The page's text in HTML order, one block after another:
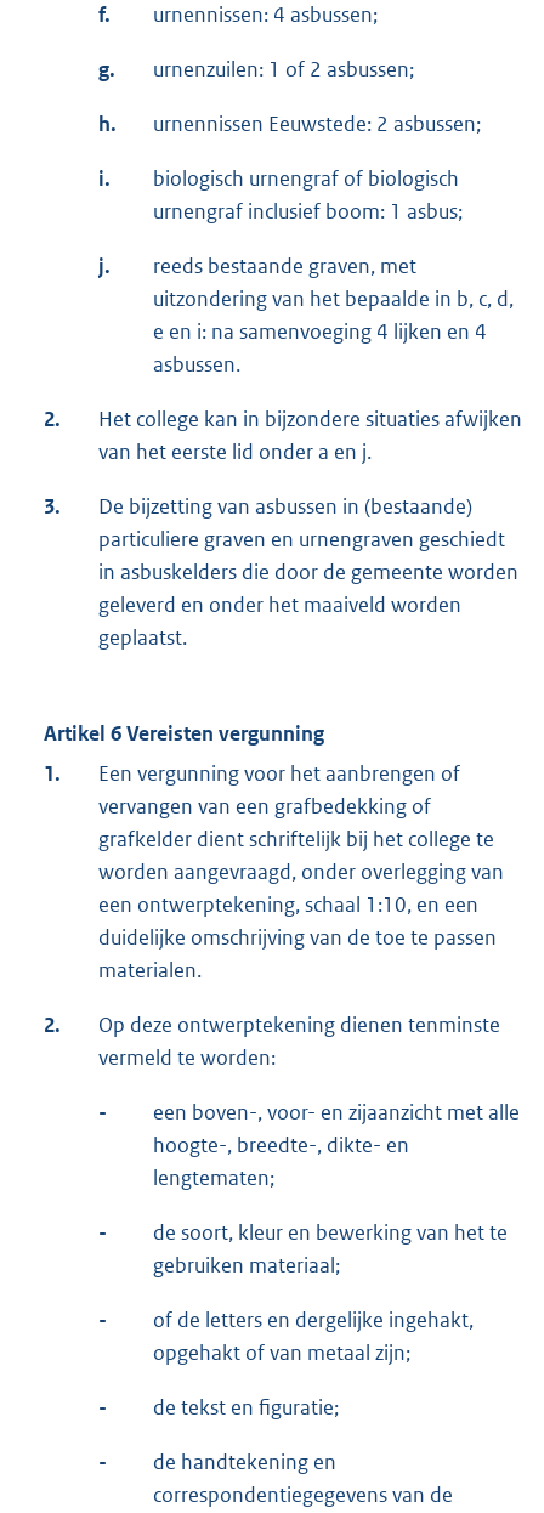
f. urnennissen: 4 asbussen;
g. urnenzuilen: 1 of 2 asbussen;
h. urnennissen Eeuwstede: 2 asbussen;
i.
biologisch urnengraf of biologisch
urnengraf inclusief boom: 1 asbus;
j.
reeds bestaande graven, met
uitzondering van het bepaalde in b, c, d,
e en i: na samenvoeging 4 lijken en 4
asbussen.
2.
Het college kan in bijzondere situaties afwijken
van het eerste lid onder a en j.
3.
De bijzetting van asbussen in (bestaande)
particuliere graven en urnengraven geschiedt
in asbuskelders die door de gemeente worden
geleverd en onder het maaiveld worden
geplaatst.
Artikel 6 Vereisten vergunning
1.
Een vergunning voor het aanbrengen of
vervangen van een grafbedekking of
grafkelder dient schriftelijk bij het college te
worden aangevraagd, onder overlegging van
een ontwerptekening, schaal 1:10, en een
duidelijke omschrijving van de toe te passen
materialen.
2.
Op deze ontwerptekening dienen tenminste
vermeld te worden:
-
een boven-, voor- en zijaanzicht met alle
hoogte-, breedte-, dikte- en
lengtematen;
-
de soort, kleur en bewerking van het te
gebruiken materiaal;
-
of de letters en dergelijke ingehakt,
opgehakt of van metaal zijn;
- de tekst en figuratie;
-
de handtekening en
correspondentiegegevens van de